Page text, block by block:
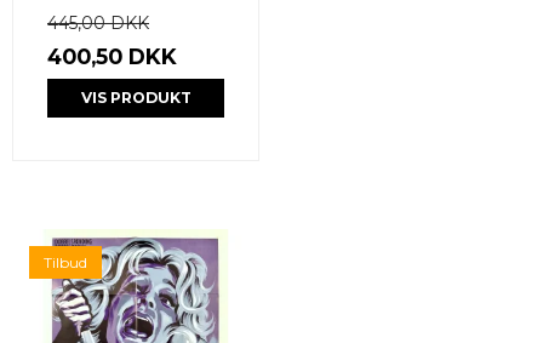
445,00 DKK
400,50 DKK
VIS PRODUKT
Tilbud